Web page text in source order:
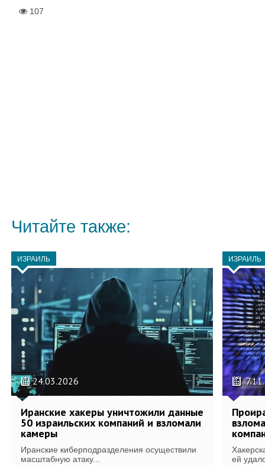
107
Читайте также:
ИЗРАИЛЬ
24.03.2026
Иранские хакеры уничтожили данные
50 израильских компаний и взломали
камеры
Иранские киберподразделения осуществили
масштабную атаку...
ИЗРАИЛЬ
ей